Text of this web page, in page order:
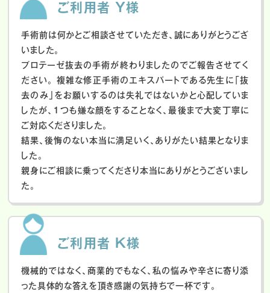
ご利用者 Y様
手術前は何かとご相談させていただき、誠にありがとうござ
いました。
プロテーゼ抜去の手術が終わりましたのでご報告させてく
ださい。
複雑な修正手術のエキスパートである先生に「抜
去のみ」をお願いするのは失礼ではないかと心配していま
したが、１つも嫌な顔をすることなく、最後まで大変丁寧に
ご対応くださりました。
結果、後悔のない本当に満足いく、ありがたい結果となりま
した。
親身にご相談に乗ってくださり本当にありがとうございまし
た。
ご利用者 K様
機械的ではなく、商業的でもなく、私の悩みや辛さに寄り添
った具体的な答えを頂き感謝の気持ちで一杯です。